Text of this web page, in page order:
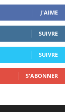
J'AIME
SUIVRE
SUIVRE
S'ABONNER